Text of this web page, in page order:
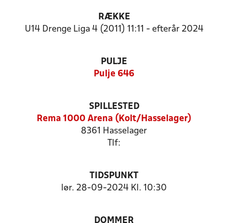
RÆKKE
U14 Drenge Liga 4 (2011) 11:11 - efterår 2024
PULJE
Pulje 646
SPILLESTED
Rema 1000 Arena (Kolt/Hasselager)
8361 Hasselager
Tlf:
TIDSPUNKT
lør. 28-09-2024 Kl. 10:30
DOMMER